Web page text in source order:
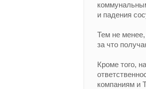
и падения
Тем не
за что
Кроме того,
компаниям и